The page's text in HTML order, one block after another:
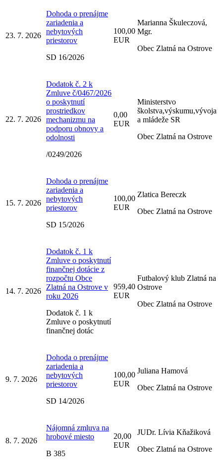
23. 7. 2026
Dohoda o prenájme
zariadenia a
nebytových
priestorov
SD 16/2026
100,00
EUR
Marianna Škuleczová,
Mgr.
Obec Zlatná na Ostrove
22. 7. 2026
Dodatok č. 2 k
Zmluve č/0467/2026
o poskytnutí
prostriedkov
mechanizmu na
podporu obnovy a
odolnosti
/0249/2026
0,00
EUR
Ministerstvo
školstva,výskumu,vývoja
a mládeže SR
Obec Zlatná na Ostrove
15. 7. 2026
Dohoda o prenájme
zariadenia a
nebytových
priestorov
SD 15/2026
100,00
EUR
Zlatica Bereczk
Obec Zlatná na Ostrove
14. 7. 2026
Dodatok č. 1 k
Zmluve o poskytnutí
finančnej dotácie z
rozpočtu Obce
Zlatná na Ostrove v
roku 2026
Dodatok č. 1 k
Zmluve o poskytnutí
finančnej dotác
959,40
EUR
Futbalový klub Zlatná na
Ostrove
Obec Zlatná na Ostrove
9. 7. 2026
Dohoda o prenájme
zariadenia a
nebytových
priestorov
SD 14/2026
100,00
EUR
Juliana Hamová
Obec Zlatná na Ostrove
8. 7. 2026
Nájomná zmluva na
hrobové miesto
B 385
20,00
EUR
JUDr. Lívia Kňažiková
Obec Zlatná na Ostrove